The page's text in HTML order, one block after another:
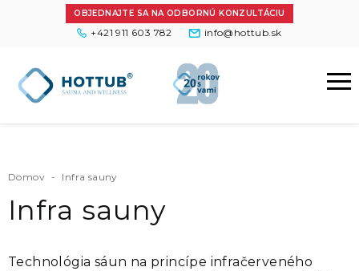
OBJEDNAJTE SA NA ODBORNÚ KONZULTÁCIU
+421 911 603 782 info@hottub.sk
Domov - Infra sauny
Infra sauny
Technológia sáun na princípe infračerveného